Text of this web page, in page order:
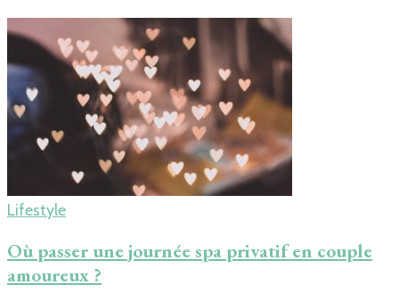
Lifestyle
Où passer une journée spa privatif en couple
amoureux ?